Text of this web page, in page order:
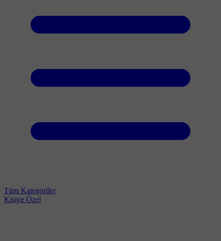
Tüm Kategoriler
Kişiye Özel